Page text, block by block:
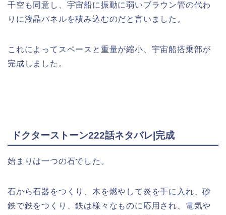
千空も同意し、宇宙船に振動に弱いブラウン管の代わ
りに液晶パネルを積み込むのだと言いました。
これによってスペースと重量が縮小、宇宙船搭乗部が
完成しました。
ドクターストーン222話ネタバレ|完成
始まりは一つの石でした。
石から石器をつくり、木を燃やして炎を手に入れ、砂
鉄で鉄をつくり、鉄は様々なものに応用され、電気や